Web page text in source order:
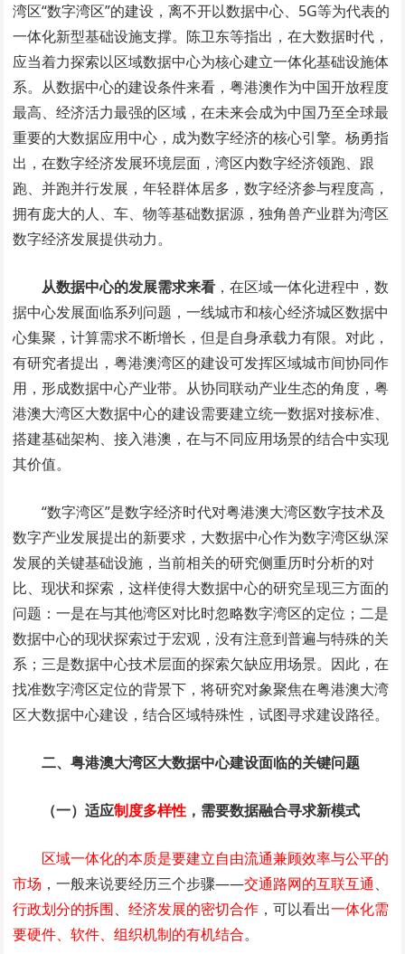
湾区“数字湾区”的建设，离不开以数据中心、5G等为代表的
一体化新型基础设施支撑。陈卫东等指出，在大数据时代，
应当着力探索以区域数据中心为核心建立一体化基础设施体
系。从数据中心的建设条件来看，粤港澳作为中国开放程度
最高、经济活力最强的区域，在未来会成为中国乃至全球最
重要的大数据应用中心，成为数字经济的核心引擎。杨勇指
出，在数字经济发展环境层面，湾区内数字经济领跑、跟
跑、并跑并行发展，年轻群体居多，数字经济参与程度高，
拥有庞大的人、车、物等基础数据源，独角兽产业群为湾区
数字经济发展提供动力。
从数据中心的发展需求来看 ，在区域一体化进程中，数
据中心发展面临系列问题，一线城市和核心经济城区数据中
心集聚，计算需求不断增长，但是自身承载力有限。对此，
有研究者提出，粤港澳湾区的建设可发挥区域城市间协同作
用，形成数据中心产业带。从协同联动产业生态的角度，粤
港澳大湾区大数据中心的建设需要建立统一数据对接标准、
搭建基础架构、接入港澳，在与不同应用场景的结合中实现
其价值。
“数字湾区”是数字经济时代对粤港澳大湾区数字技术及
数字产业发展提出的新要求，大数据中心作为数字湾区纵深
发展的关键基础设施，当前相关的研究侧重历时分析的对
比、现状和探索，这样使得大数据中心的研究呈现三方面的
问题：一是在与其他湾区对比时忽略数字湾区的定位；二是
数据中心的现状探索过于宏观，没有注意到普遍与特殊的关
系；三是数据中心技术层面的探索欠缺应用场景。因此，在
找准数字湾区定位的背景下，将研究对象聚焦在粤港澳大湾
区大数据中心建设，结合区域特殊性，试图寻求建设路径。
二、粤港澳大湾区大数据中心建设面临的关键问题
（一）适应制度多样性 ，需要数据融合寻求新模式
区域一体化的本质是要建立自由流通兼顾效率与公平的
市场 ，一般来说要经历三个步骤——交通路网的互联互通、
行政划分的拆围、经济发展的密切合作 ，可以看出一体化需
要硬件、软件、组织机制的有机结合。